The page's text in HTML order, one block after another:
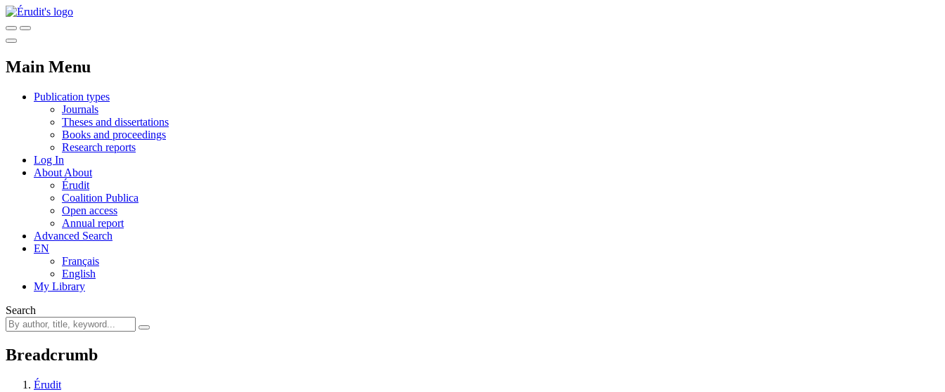
Main Menu
Publication types
Journals
Theses and dissertations
Books and proceedings
Research reports
Log In
About About
Érudit
Coalition Publica
Open access
Annual report
Advanced Search
EN
Français
English
My Library
Search
Breadcrumb
Érudit